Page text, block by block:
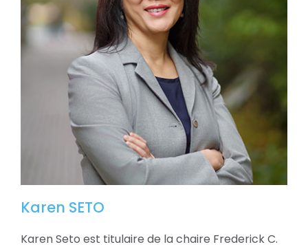
Karen SETO
Karen Seto est titulaire de la chaire Frederick C.